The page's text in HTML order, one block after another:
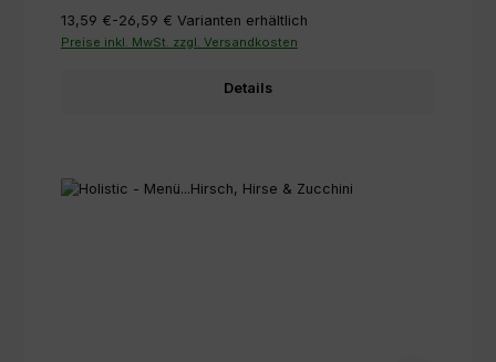
13,59 €-26,59 € Varianten erhältlich
Preise inkl. MwSt. zzgl. Versandkosten
Details